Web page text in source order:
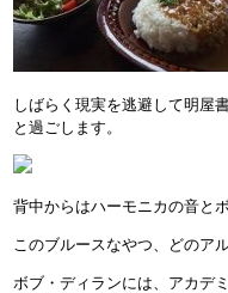
しばらく現実を逃避して明屋
と過ごします。
背中からはハーモニカの音と
このブルースなやつ、どのア
ボブ・ディランには、アカデ